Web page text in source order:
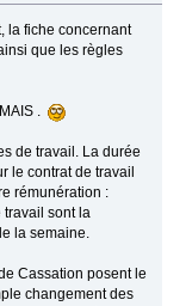
la fiche concernant
que les règles
MAIS .
de travail. La durée
le contrat de travail
rémunération :
sont la
la semaine.
Cassation posent le
changement des